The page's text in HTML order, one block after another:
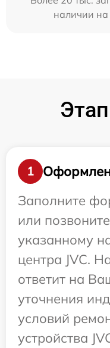
наличии на
1
Заполните
или
указанному
центра JVC.
ответит на
уточнения
условий
устройства